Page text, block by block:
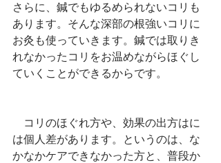
さらに、鍼でもゆるめられないコリも
あります。そんな深部の根強いコリに
お灸も使っていきます。鍼では取りき
れなかったコリをお温めながらほぐし
ていくことができるからです。
コリのほぐれ方や、効果の出方はに
は個人差があります。というのは、な
かなかケアできなかった方と、普段か